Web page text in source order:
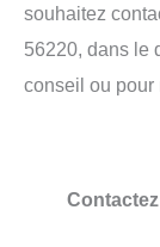
souhaitez
56220, dans le
conseil ou pour